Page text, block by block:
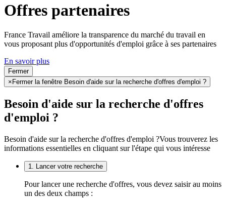
Offres partenaires
France Travail améliore la transparence du marché du travail en
vous proposant plus d'opportunités d'emploi grâce à ses partenaires
En savoir plus
Fermer
× Fermer la fenêtre Besoin d'aide sur la recherche d'offres d'emploi ?
Besoin d'aide sur la recherche d'offres
d'emploi ?
Besoin d'aide sur la recherche d'offres d'emploi ?Vous trouverez les
informations essentielles en cliquant sur l'étape qui vous intéresse
1. Lancer votre recherche
Pour lancer une recherche d'offres, vous devez saisir au moins
un des deux champs :